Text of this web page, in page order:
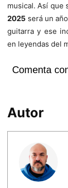
musical. Así que
2025 será un
guitarra y ese
en leyendas del
Comenta
Autor